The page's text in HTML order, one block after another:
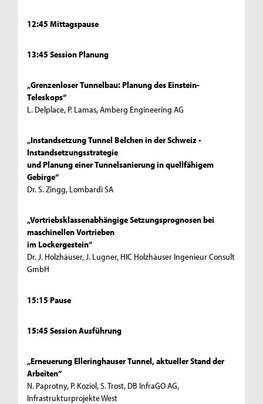
12:45 Mittagspause
13:45 Session Planung
„Grenzenloser Tunnelbau: Planung des Einstein-
Teleskops“
L. Delplace, P. Lamas, Amberg Engineering AG
„Instandsetzung Tunnel Belchen in der Schweiz -
Instandsetzungsstrategie
und Planung einer Tunnelsanierung in quellfähigem
Gebirge“
Dr. S. Zingg, Lombardi SA
„Vortriebsklassenabhängige Setzungsprognosen bei
maschinellen Vortrieben
im Lockergestein“
Dr. J. Holzhäuser, J. Lugner, HIC Holzhäuser Ingenieur Consult
GmbH
15:15 Pause
15:45 Session Ausführung
„Erneuerung Elleringhauser Tunnel, aktueller Stand der
Arbeiten“
N. Paprotny, P. Koziol, S. Trost, DB InfraGO AG,
Infrastrukturprojekte West